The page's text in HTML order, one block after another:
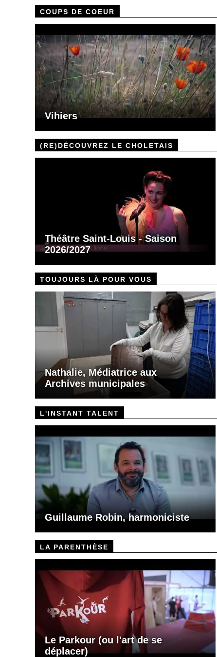
COUPS DE COEUR
Vihiers
(RE)DÉCOUVREZ LE CHOLETAIS
Théâtre Saint-Louis - Saison
2026/2027
TOUJOURS LÀ POUR VOUS
Nathalie, Médiatrice aux
Archives municipales
L'INSTANT TALENT
Guillaume Robin, harmoniciste
LA PARENTHÈSE
Le Parkour (ou l'art de se
déplacer)